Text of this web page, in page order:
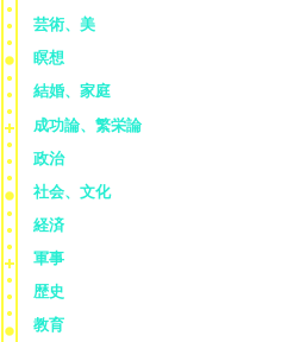
芸術、美
瞑想
結婚、家庭
成功論、繁栄論
政治
社会、文化
経済
軍事
歴史
教育